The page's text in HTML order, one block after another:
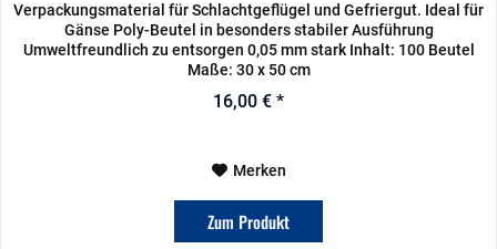
Verpackungsmaterial für Schlachtgeflügel und Gefriergut. Ideal für
Gänse Poly-Beutel in besonders stabiler Ausführung
Umweltfreundlich zu entsorgen 0,05 mm stark Inhalt: 100 Beutel
Maße: 30 x 50 cm
16,00 € *
Merken
Zum Produkt